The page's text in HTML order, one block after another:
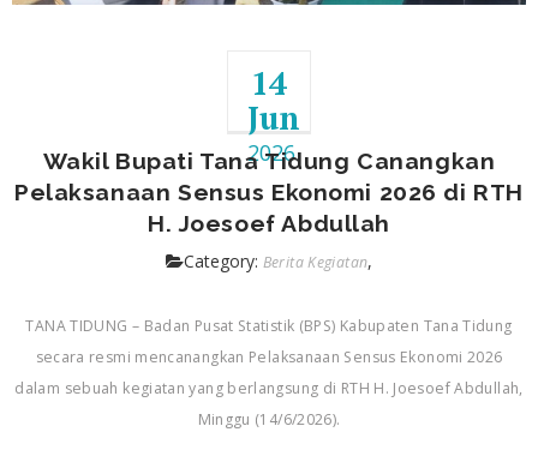
14
Jun
2026
Wakil Bupati Tana Tidung Canangkan
Pelaksanaan Sensus Ekonomi 2026 di RTH
H. Joesoef Abdullah
Category: Berita Kegiatan,
TANA TIDUNG – Badan Pusat Statistik (BPS) Kabupaten Tana Tidung
secara resmi mencanangkan Pelaksanaan Sensus Ekonomi 2026
dalam sebuah kegiatan yang berlangsung di RTH H. Joesoef Abdullah,
Minggu (14/6/2026).